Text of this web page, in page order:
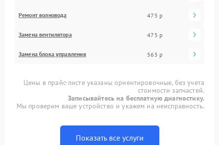
Ремонт волновода 475 р
Замена вентилятора 475 р
Замена блока управления 565 р
Цены в прайс-листе указаны ориентировочные, без учета
стоимости запчастей.
Записывайтесь на бесплатную диагностику.
Мы проверим ваше устройство и укажем на неисправность.
Показать все услуги